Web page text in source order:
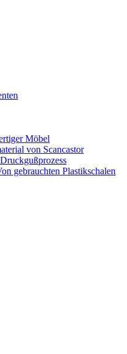
Möbel
von Scancastor
gebrauchten Plastikschalen